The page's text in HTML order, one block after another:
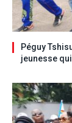
Péguy
jeunesse